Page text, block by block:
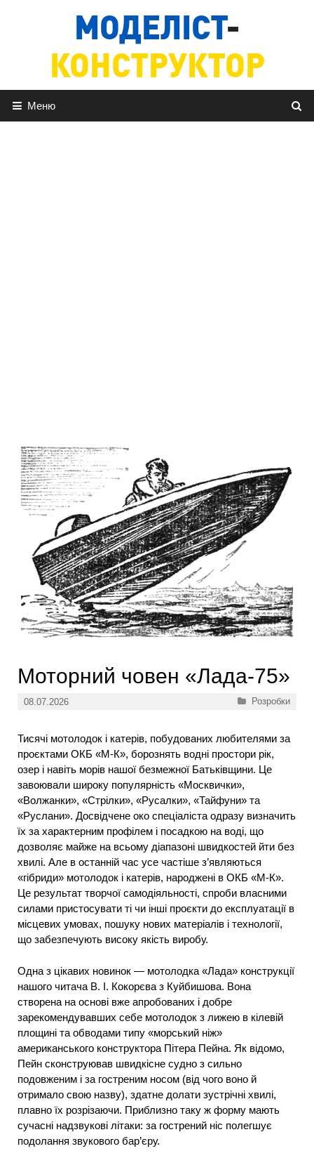
МОДЕЛІСТ-
КОНСТРУКТОР
Меню
Моторний човен «Лада-75»
08.07.2026 Категорії
Розробки
Тисячі мотолодок і катерів, побудованих любителями за
проєктами ОКБ «М-К», борознять водні простори рік,
озер і навіть морів нашої безмежної Батьківщини. Це
завоювали широку популярність «Москвички»,
«Волжанки», «Стрілки», «Русалки», «Тайфуни» та
«Руслани». Досвідчене око спеціаліста одразу визначить
їх за характерним профілем і посадкою на воді, що
дозволяє майже на всьому діапазоні швидкостей йти без
хвилі. Але в останній час усе частіше з’являються
«гібриди» мотолодок і катерів, народжені в ОКБ «М-К».
Це результат творчої самодіяльності, спроби власними
силами пристосувати ті чи інші проєкти до експлуатації в
місцевих умовах, пошуку нових матеріалів і технології,
що забезпечують високу якість виробу.
Одна з цікавих новинок — мотолодка «Лада» конструкції
нашого читача В. І. Кокорєва з Куйбишова. Вона
створена на основі вже апробованих і добре
зарекомендувавших себе мотолодок з лижею в кілевій
площині та обводами типу «морський ніж»
американського конструктора Пітера Пейна. Як відомо,
Пейн сконструював швидкісне судно з сильно
подовженим і за гостреним носом (від чого воно й
отримало свою назву), здатне долати зустрічні хвилі,
плавно їх розрізаючи. Приблизно таку ж форму мають
сучасні надзвукові літаки: за гострений ніс полегшує
подолання звукового бар’єру.